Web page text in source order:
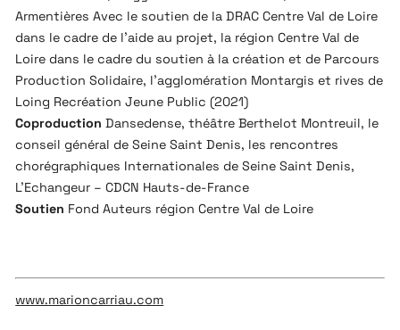
Armentières Avec le soutien de la DRAC Centre Val de Loire
dans le cadre de l’aide au projet, la région Centre Val de
Loire dans le cadre du soutien à la création et de Parcours
Production Solidaire, l’agglomération Montargis et rives de
Loing Recréation Jeune Public (2021)
Coproduction Dansedense, théâtre Berthelot Montreuil, le
conseil général de Seine Saint Denis, les rencontres
chorégraphiques Internationales de Seine Saint Denis,
L’Echangeur – CDCN Hauts-de-France
Soutien Fond Auteurs région Centre Val de Loire
www.marioncarriau.com